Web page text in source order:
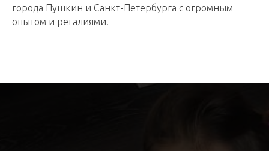
города Пушкин и Санкт-Петербурга с огромным
опытом и регалиями.